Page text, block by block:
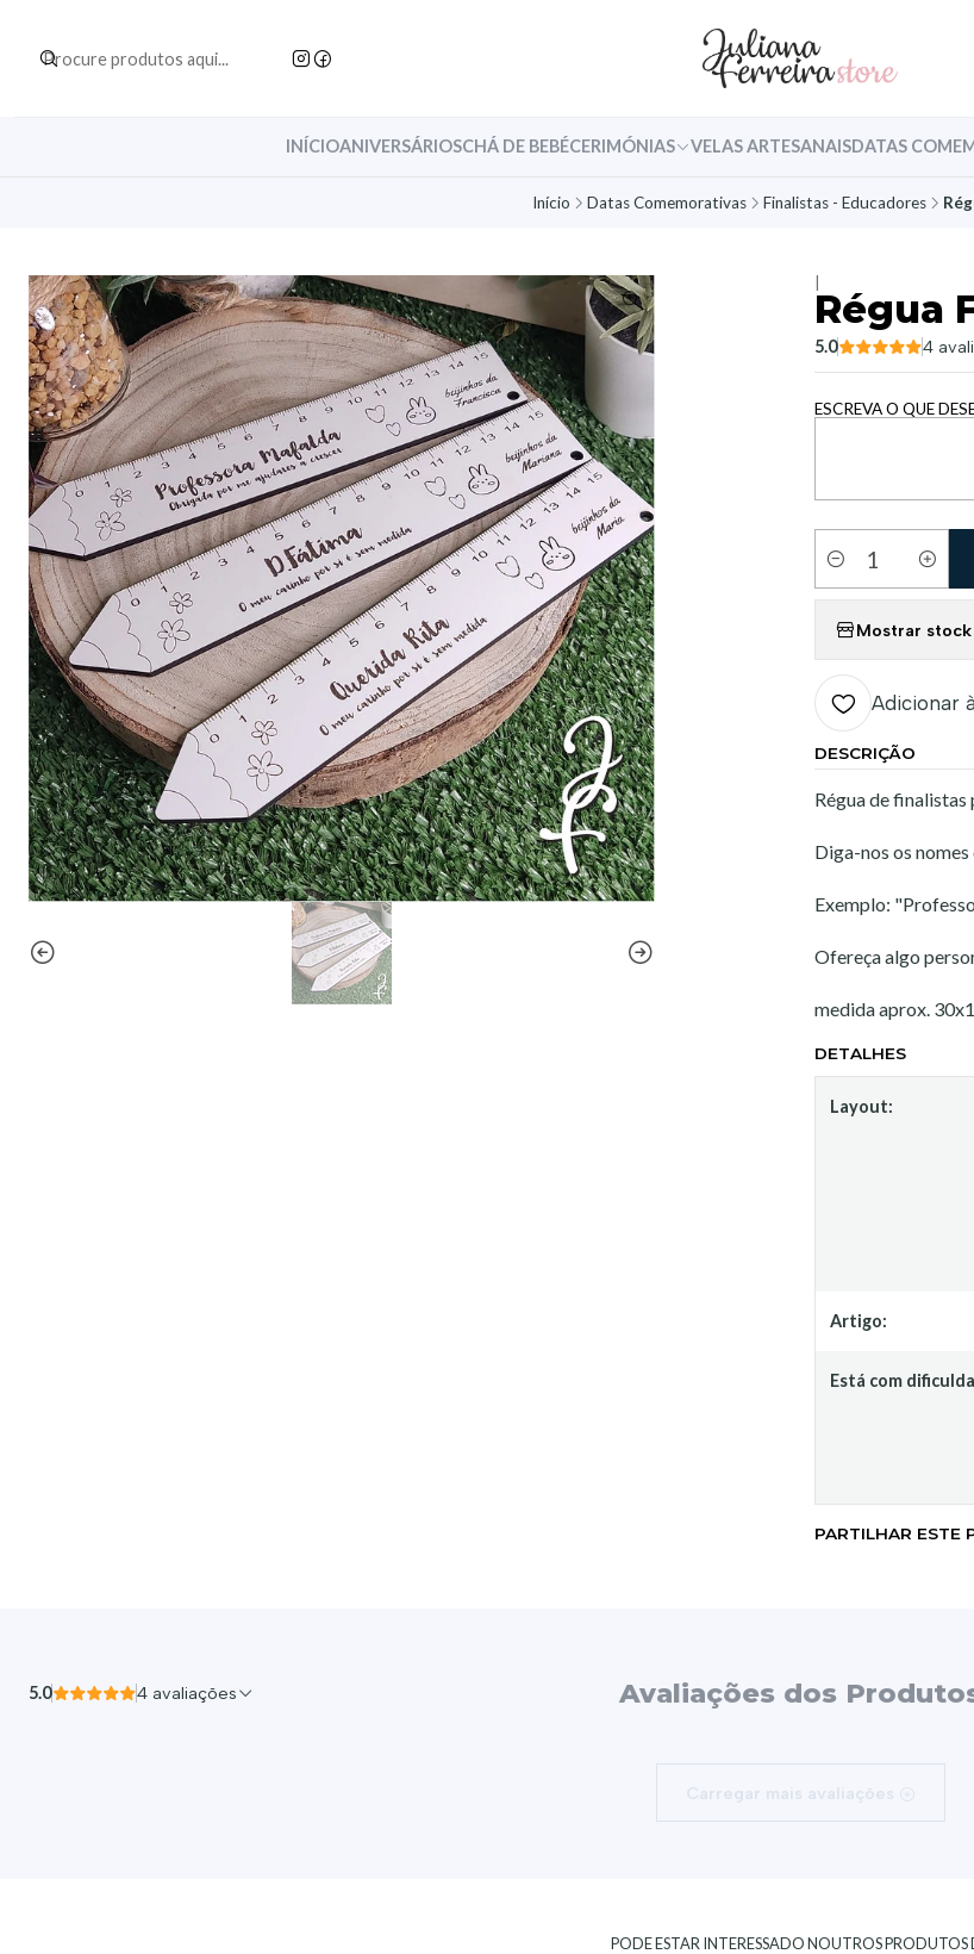
INÍCIOANIVERSÁRIOSCHÁ DE BEBÉCERIMÓNIAS VELAS ARTESANAISDATAS
Início Datas Comemorativas Finalistas - Educadores
Régua
5.0 4
ESCREVA O QUE
Quantidade
Mostrar
Adicionar
DESCRIÇÃO
Régua de
Diga-nos os
Exemplo:
Ofereça algo
medida aprox.
DETALHES
Layout:
Artigo:
Está com
PARTILHAR ESTE
Avaliações dos
5.0 4 avaliações
Carregar mais avaliações
PODE ESTAR INTERESSADO NOUTROS PRODUTOS